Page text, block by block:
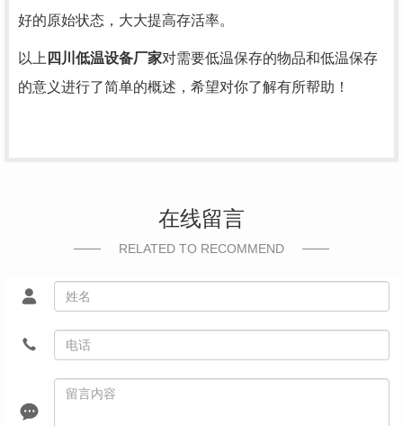
好的原始状态，大大提高存活率。
以上 四川低温设备厂家对需要低温保存的物品和低温保存
的意义进行了简单的概述，希望对你了解有所帮助！
在线留言
RELATED TO RECOMMEND